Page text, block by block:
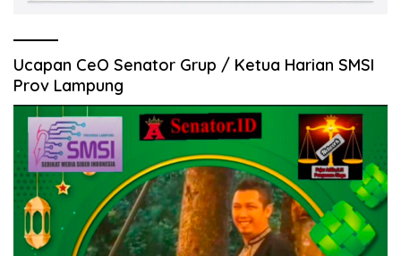
Ucapan CeO Senator Grup / Ketua Harian SMSI
Prov Lampung